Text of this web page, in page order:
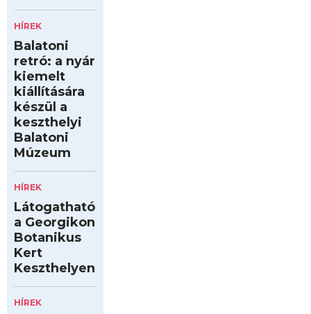
HÍREK
Balatoni
retró: a nyár
kiemelt
kiállítására
készül a
keszthelyi
Balatoni
Múzeum
HÍREK
Látogatható
a Georgikon
Botanikus
Kert
Keszthelyen
HÍREK